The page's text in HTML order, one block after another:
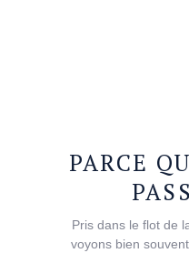
PARCE
Pris dans le flot de
voyons bien